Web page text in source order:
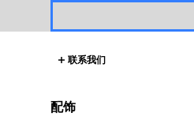
联系我们
配饰